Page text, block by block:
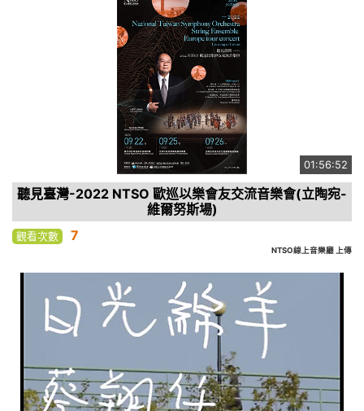
01:56:52
聽見臺灣-2022 NTSO 歐巡以樂會友交流音樂會(立陶宛-
維爾努斯場)
觀看次數 7
NTSO線上音樂廳 上傳